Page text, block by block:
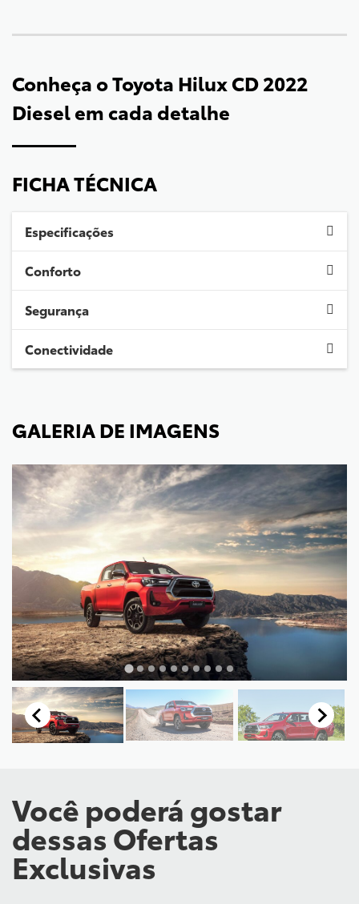
Conheça oToyota Hilux CD 2022
Dieselem cada detalhe
FICHA TÉCNICA
Especificações
Conforto
Segurança
Conectividade
GALERIA DE IMAGENS
Você poderá gostar
dessas Ofertas
Exclusivas